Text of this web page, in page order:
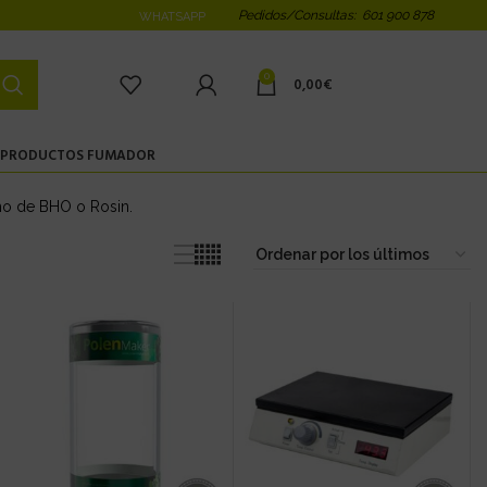
WHATSAPP Pedidos/Consultas: 601 900 878
0 0,00€
PRODUCTOS FUMADOR
de BHO o Rosin.